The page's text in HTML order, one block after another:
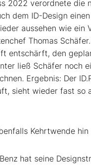
2022 verordnete die
dem ID-Design
aussehen wie ein
Thomas
entschärft, den
ließ Schäfer noch
Ergebnis: Der
sieht wieder fast so
Kehrtwende hin
hat seine